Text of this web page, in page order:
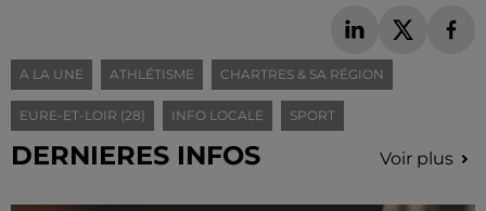
A LA UNE ATHLÉTISME CHARTRES & SA RÉGION
EURE-ET-LOIR (28) INFO LOCALE SPORT
DERNIERES INFOS Voir plus